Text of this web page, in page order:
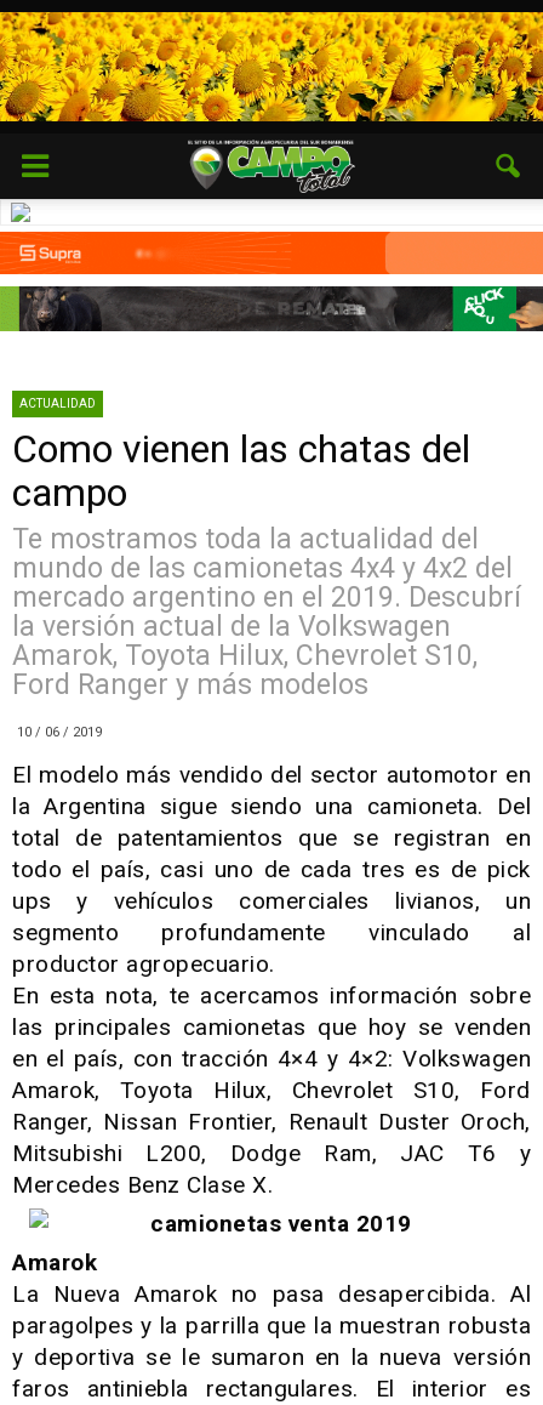
ACTUALIDAD
Como vienen las chatas del
campo
Te mostramos toda la actualidad del
mundo de las camionetas 4x4 y 4x2 del
mercado argentino en el 2019. Descubrí
la versión actual de la Volkswagen
Amarok, Toyota Hilux, Chevrolet S10,
Ford Ranger y más modelos
10 / 06 / 2019
El modelo más vendido del sector automotor en
la Argentina sigue siendo una camioneta. Del
total de patentamientos que se registran en
todo el país, casi uno de cada tres es de pick
ups y vehículos comerciales livianos, un
segmento profundamente vinculado al
productor agropecuario.
En esta nota, te acercamos información sobre
las principales camionetas que hoy se venden
en el país, con tracción 4×4 y 4×2: Volkswagen
Amarok, Toyota Hilux, Chevrolet S10, Ford
Ranger, Nissan Frontier, Renault Duster Oroch,
Mitsubishi L200, Dodge Ram, JAC T6 y
Mercedes Benz Clase X.
Amarok
La Nueva Amarok no pasa desapercibida. Al
paragolpes y la parrilla que la muestran robusta
y deportiva se le sumaron en la nueva versión
faros antiniebla rectangulares. El interior es